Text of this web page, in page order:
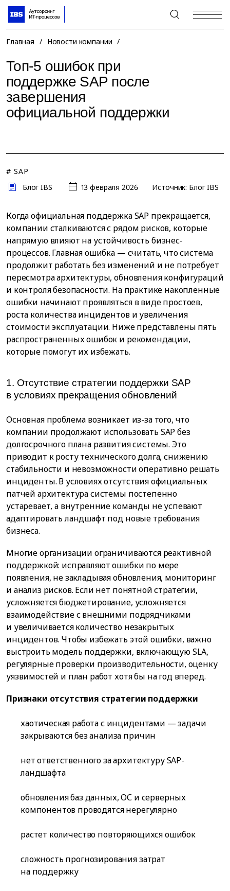
+7 (495) 967-80-80
Главная / Новости компании /
Топ-5 ошибок при
поддержке SAP после
завершения
официальной поддержки
# SAP
Блог IBS
13 февраля 2026 Источник: Блог IBS
Когда официальная поддержка SAP прекращается,
компании сталкиваются с рядом рисков, которые
напрямую влияют на устойчивость бизнес-
процессов. Главная ошибка — считать, что система
продолжит работать без изменений и не потребует
пересмотра архитектуры, обновления конфигураций
и контроля безопасности. На практике накопленные
ошибки начинают проявляться в виде простоев,
роста количества инцидентов и увеличения
стоимости эксплуатации. Ниже представлены пять
распространенных ошибок и рекомендации,
которые помогут их избежать.
1. Отсутствие стратегии поддержки SAP
в условиях прекращения обновлений
Основная проблема возникает из-за того, что
компании продолжают использовать SAP без
долгосрочного плана развития системы. Это
приводит к росту технического долга, снижению
стабильности и невозможности оперативно решать
инциденты. В условиях отсутствия официальных
патчей архитектура системы постепенно
устаревает, а внутренние команды не успевают
адаптировать ландшафт под новые требования
бизнеса.
Многие организации ограничиваются реактивной
поддержкой: исправляют ошибки по мере
появления, не закладывая обновления, мониторинг
и анализ рисков. Если нет понятной стратегии,
усложняется бюджетирование, усложняется
взаимодействие с внешними подрядчиками
и увеличивается количество незакрытых
инцидентов. Чтобы избежать этой ошибки, важно
выстроить модель поддержки, включающую SLA,
регулярные проверки производительности, оценку
уязвимостей и план работ хотя бы на год вперед.
Признаки отсутствия стратегии поддержки
хаотическая работа с инцидентами — задачи
закрываются без анализа причин
нет ответственного за архитектуру SAP-
ландшафта
обновления баз данных, ОС и серверных
компонентов проводятся нерегулярно
растет количество повторяющихся ошибок
сложность прогнозирования затрат
на поддержку